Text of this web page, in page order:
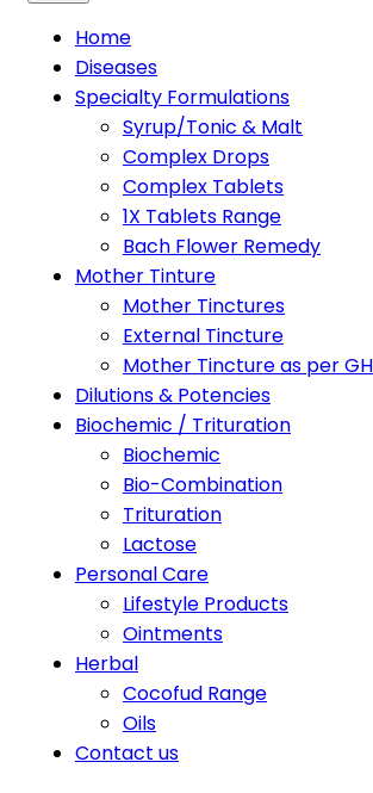
Home
Diseases
Specialty Formulations
Syrup/Tonic & Malt
Complex Drops
Complex Tablets
1X Tablets Range
Bach Flower Remedy
Mother Tinture
Mother Tinctures
External Tincture
Mother Tincture as per
Dilutions & Potencies
Biochemic / Trituration
Biochemic
Bio-Combination
Trituration
Lactose
Personal Care
Lifestyle Products
Ointments
Herbal
Cocofud Range
Oils
Contact us